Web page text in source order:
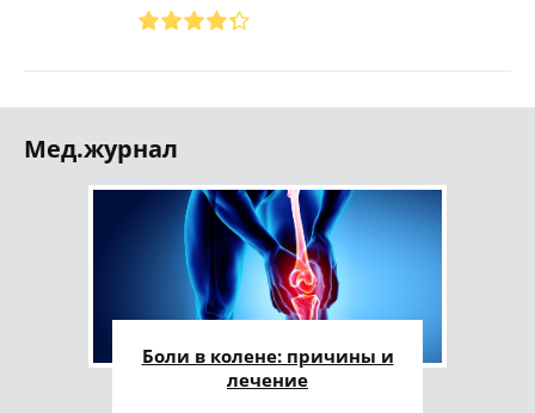
Мед.журнал
Боли в колене: причины и
лечение